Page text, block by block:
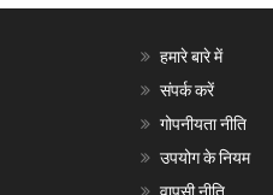
हमारे बारे में
संपर्क करें
गोपनीयता नीति
उपयोग के नियम